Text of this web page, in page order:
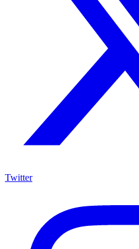
Twitter